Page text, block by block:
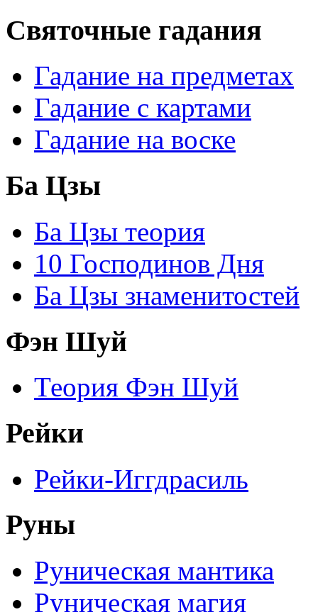
Святочные гадания
Гадание на предметах
Гадание с картами
Гадание на воске
Ба Цзы
Ба Цзы теория
10 Господинов Дня
Ба Цзы знаменитостей
Фэн Шуй
Теория Фэн Шуй
Рейки
Рейки-Иггдрасиль
Руны
Руническая мантика
Руническая магия